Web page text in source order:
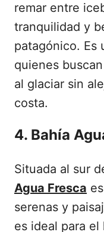
remar entre
tranquilidad y
patagónico. Es
quienes
al glaciar sin
costa.
4. Bahía
Situada al sur
Agua Fresca
serenas y
es ideal para el